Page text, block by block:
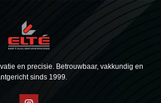
en precisie. Betrouwbaar, vakkundig en
sinds 1999.